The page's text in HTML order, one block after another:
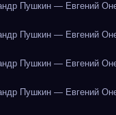
Пушкин — Евгений
Пушкин — Евгений
Пушкин — Евгений
Пушкин — Евгений